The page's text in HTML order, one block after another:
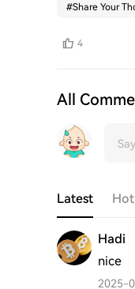
#Share Your
4
All
Latest Hot
Hadi
nice
2025-